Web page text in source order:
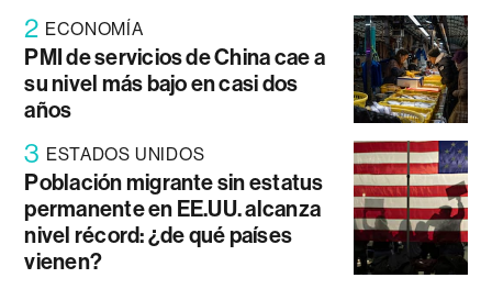
2 ECONOMÍA
PMI de servicios de China cae a
su nivel más bajo en casi dos
años
3 ESTADOS UNIDOS
Población migrante sin estatus
permanente en EE.UU. alcanza
nivel récord: ¿de qué países
vienen?